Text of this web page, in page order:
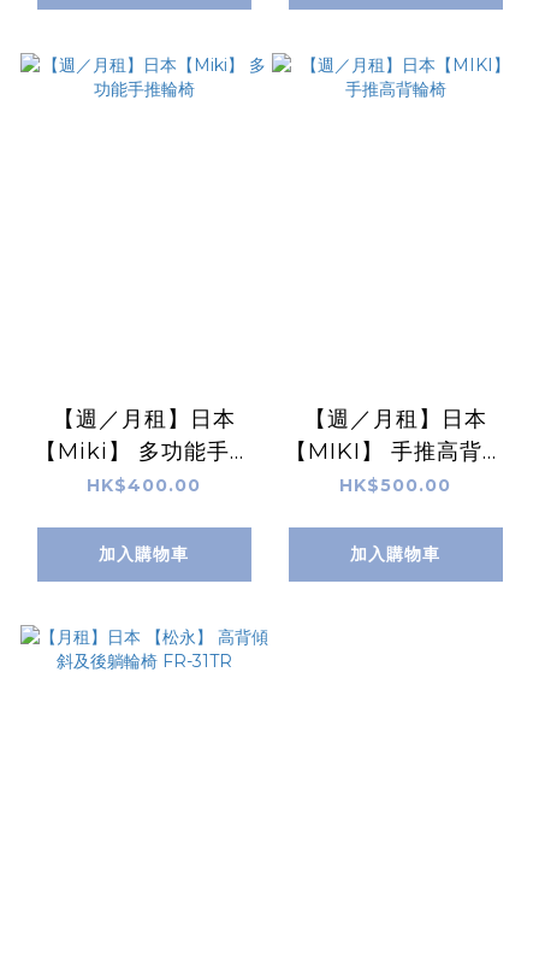
【週／月租】日本
【Miki】 多功能手推
輪椅
HK$400.00
加入購物車
【週／月租】日本
【MIKI】 手推高背輪
椅
HK$500.00
加入購物車